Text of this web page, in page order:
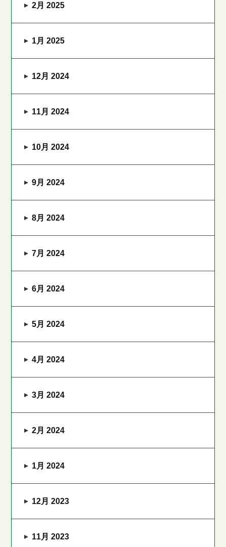
2月 2025
1月 2025
12月 2024
11月 2024
10月 2024
9月 2024
8月 2024
7月 2024
6月 2024
5月 2024
4月 2024
3月 2024
2月 2024
1月 2024
12月 2023
11月 2023